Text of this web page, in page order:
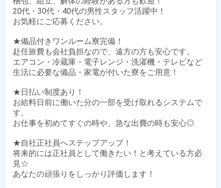
20代・30代・40代の男性スタッフ活躍中！
お気軽にご応募ください。
★備品付きワンルーム寮完備！
赴任旅費も会社負担なので、遠方の方も安心です。
エアコン・冷蔵庫・電子レンジ・洗濯機・テレビなど
生活に必要な備品・家電が付いた寮をご用意！
★日払い制度あり！
お給料日前に働いた分の一部を受け取れるシステムで
す。
お仕事を初めてすぐの時や、急な出費の時も安心◎
★自社正社員へステップアップ！
将来的には正社員として働きたい！と考えている方必
見☆
あなたの頑張りをしっかり評価します！